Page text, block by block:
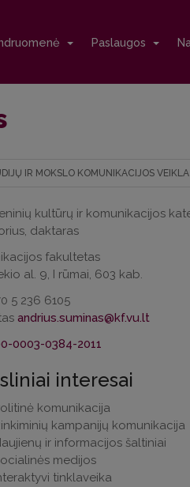
Paslaugos
IR MOKSLO KOMUNIKACIJOS VEIKLA
kultūrų ir komunikacijos
daktaras
fakultetas
al. 9, I rūmai, 603 kab.
5 236 6105
0003-0384-2011
interesai
komunikacija
kampanijų komunikacija
ir informacijos šaltiniai
medijos
tinklaveika